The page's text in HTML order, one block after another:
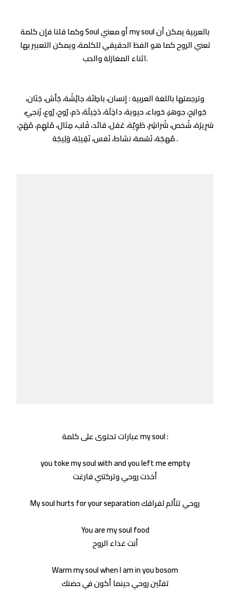
وكما قلنا فإن كلمة Soul أو معني my soul بالعربية يمكن أن
تعني الروح كما هو الفظ الحقيقي للكلمة، ويمكن التعبير بها
اثناء المغازلة والحب.
وترجمتها باللغة العربية : إنسان، باطِنَة، جائِشَة، جَأش، جَنَان،
جَوانِح، جوهر، حَوباء، حيوية، داخِلَة، دَخِيلَة، دَم، رُوح، رُوع، زَنجيّ،
سَرِيرَة، شَخص، شَراشِر، طَوِيّة، عَقل، قائد، قَلب، مِثال، مُلهِم، مُهَج،
مُهجَة، نَسَمة، نشاط، نَفس، نَقِيبَة، وَلِيجَة .
عبارات تحتوى على كلمة my soul :
you toke my soul with and you left me empty
أخذت روحي وتركتني فارغت
My soul hurts for your separation روحي تتألم لفراقك
You are my soul food
أنت غذاء الروح
Warm my soul when I am in you bosom
تفئين روحي حينما أكون في حضنك